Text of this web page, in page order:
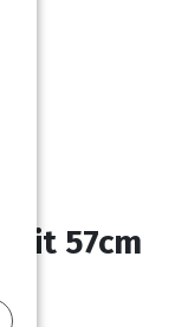
57cm